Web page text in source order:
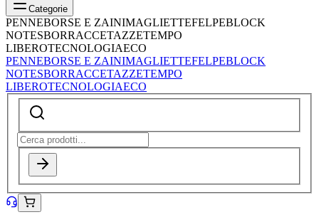
Categorie
PENNEBORSE E ZAINIMAGLIETTEFELPEBLOCK
NOTESBORRACCETAZZETEMPO
LIBEROTECNOLOGIAECO
PENNEBORSE E ZAINIMAGLIETTEFELPEBLOCK
NOTESBORRACCETAZZETEMPO
LIBEROTECNOLOGIAECO